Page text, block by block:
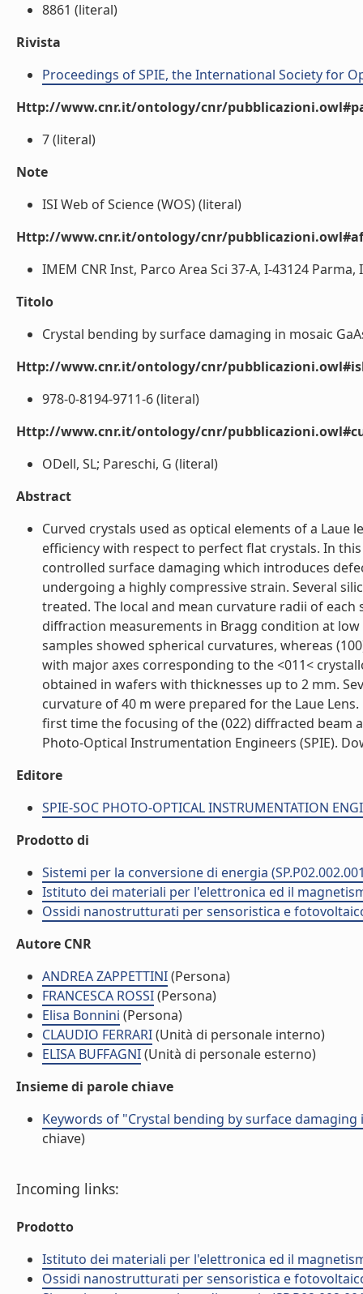
8861 (literal)
Rivista
Proceedings of SPIE, the International Society for
Http://www.cnr.it/ontology/cnr/
7 (literal)
Note
ISI Web of Science (WOS) (literal)
Http://www.cnr.it/ontology/cnr/
IMEM CNR Inst, Parco Area Sci 37-A, I-43124
Titolo
Crystal bending by surface damaging in mosaic
Http://www.cnr.it/ontology/cnr/
978-0-8194-9711-6 (literal)
Http://www.cnr.it/ontology/cnr/
ODell, SL; Pareschi, G (literal)
Abstract
Curved crystals used as optical elements of a
efficiency with respect to perfect flat crystals. In
controlled surface damaging which introduces
undergoing a highly compressive strain. Several
treated. The local and mean curvature radii of
diffraction measurements in Bragg condition at
samples showed spherical curvatures, whereas
with major axes corresponding to the <011<
obtained in wafers with thicknesses up to 2 mm.
curvature of 40 m were prepared for the Laue
first time the focusing of the (022) diffracted beam
Photo-Optical Instrumentation Engineers (SPIE).
Editore
SPIE-SOC PHOTO-OPTICAL INSTRUMENTATION
Prodotto di
Sistemi per la conversione di energia
Istituto dei materiali per l'elettronica ed il
Ossidi nanostrutturati per sensoristica e fotovoltaico
Autore CNR
ANDREA ZAPPETTINI(Persona)
FRANCESCA ROSSI(Persona)
Elisa Bonnini (Persona)
CLAUDIO FERRARI(Unità di personale interno)
ELISA BUFFAGNI(Unità di personale esterno)
Insieme di parole chiave
Keywords of "Crystal bending by surface
chiave)
Incoming links:
Prodotto
Istituto dei materiali per l'elettronica ed il
Ossidi nanostrutturati per sensoristica e fotovoltaico